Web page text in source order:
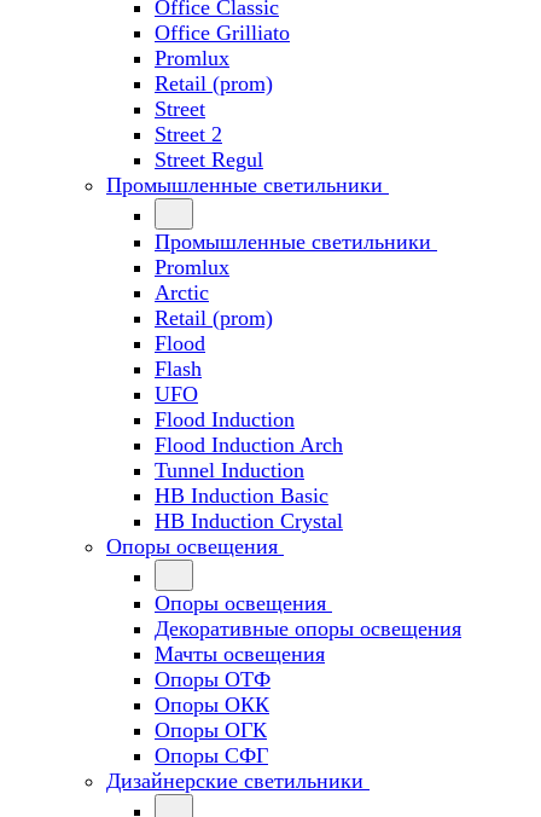
Office Classic
Office Grilliato
Promlux
Retail (prom)
Street
Street 2
Street Regul
Промышленные светильники
Промышленные светильники
Promlux
Arctic
Retail (prom)
Flood
Flash
UFO
Flood Induction
Flood Induction Arch
Tunnel Induction
HB Induction Basic
HB Induction Crystal
Опоры освещения
Опоры освещения
Декоративные опоры освещения
Мачты освещения
Опоры ОТФ
Опоры ОКК
Опоры ОГК
Опоры СФГ
Дизайнерские светильники